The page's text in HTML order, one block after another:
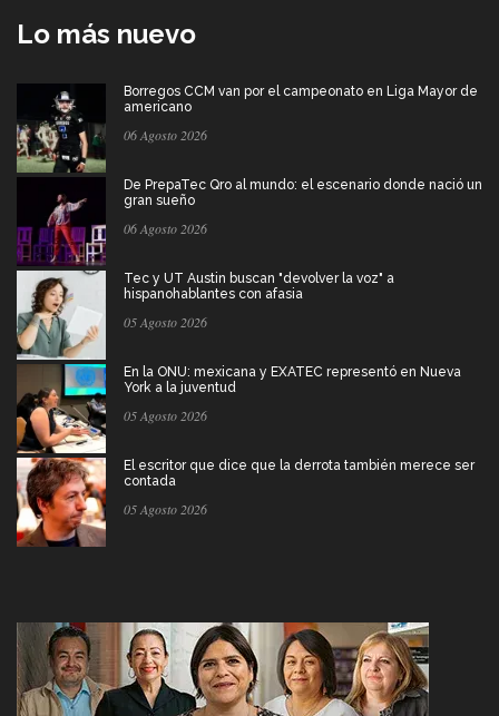
Lo más nuevo
Borregos CCM van por el campeonato en Liga Mayor de
americano
06 Agosto 2026
De PrepaTec Qro al mundo: el escenario donde nació un
gran sueño
06 Agosto 2026
Tec y UT Austin buscan "devolver la voz" a
hispanohablantes con afasia
05 Agosto 2026
En la ONU: mexicana y EXATEC representó en Nueva
York a la juventud
05 Agosto 2026
El escritor que dice que la derrota también merece ser
contada
05 Agosto 2026